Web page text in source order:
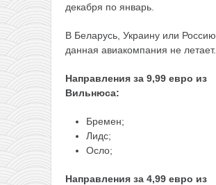
декабря по январь.
В Беларусь, Украину или Россию
данная авиакомпания не летает.
Направления за 9,99 евро из
Вильнюса:
Бремен;
Лидс;
Осло;
Направления за 4,99 евро из